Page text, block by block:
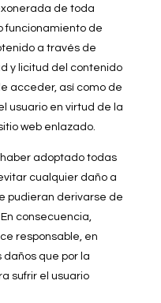
de toda
funcionamiento de
a través de
y licitud del contenido
acceder, así como de
usuario en virtud de la
web enlazado.
adoptado todas
cualquier daño a
pudieran derivarse de
consecuencia,
responsable, en
daños que por la
sufrir el usuario